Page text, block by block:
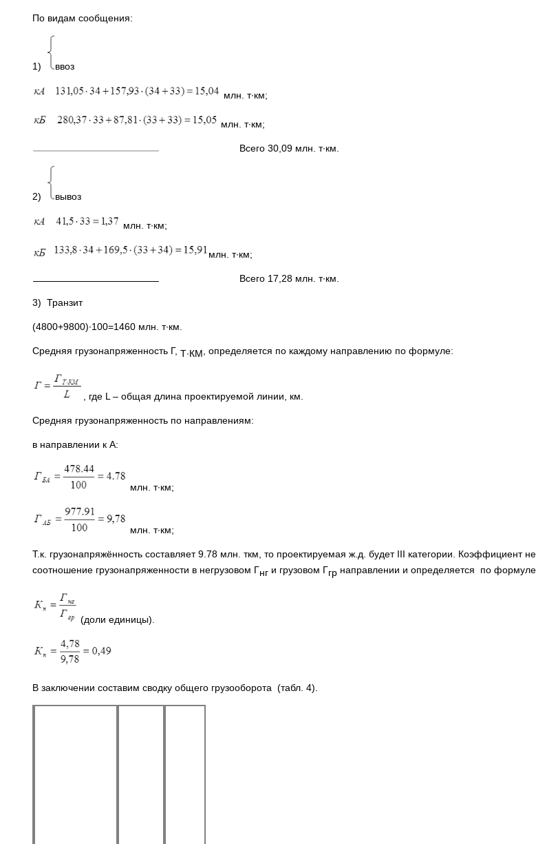
По видам сообщения:
1) ввоз
млн. т∙км;
млн. т∙км;
Всего 30,09 млн. т∙км.
2) вывоз
млн. т∙км;
млн. т∙км;
Всего 17,28 млн. т∙км.
3) Транзит
(4800+9800)·100=1460 млн. т·км.
Средняя грузонапряженность Г, Т∙КМ , определяется по каждому направлению по формуле:
, где L – общая длина проектируемой линии, км.
Средняя грузонапряженность по направлениям:
в направлении к А:
млн. т∙км;
млн. т∙км;
Т.к. грузонапряжённость составляет 9.78 млн. ткм, то проектируемая ж.д. будет III категории. Коэффициент
соотношение грузонапряженности в негрузовом Гнг и грузовом Ггр направлении и определяется по
(доли единицы).
В заключении составим сводку общего грузооборота (табл. 4).